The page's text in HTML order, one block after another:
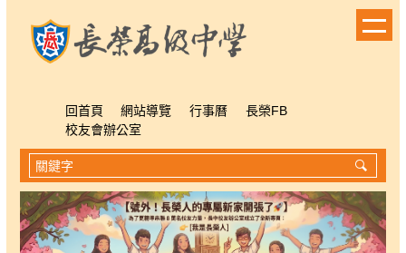
回首頁 網站導覽 行事曆
長榮FB
校友會辦公室